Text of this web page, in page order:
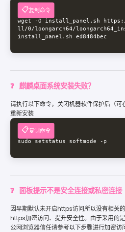
复制命令
wget -O install_panel.sh
ll/0/loongarch64/
install_panel.sh ed8484bec
麒麟桌面系统安装失败？
请执行以下命令，关闭机器软件保护后（可
重新安装
复制命令
sudo setstatus softmode -p
面板提示不是安全连接或私密连接
因早期默认未开启https访问所以没有相关
https加密访问、提升安全性。由于采用的
公网浏览器信任请参考以下步骤进行加密访